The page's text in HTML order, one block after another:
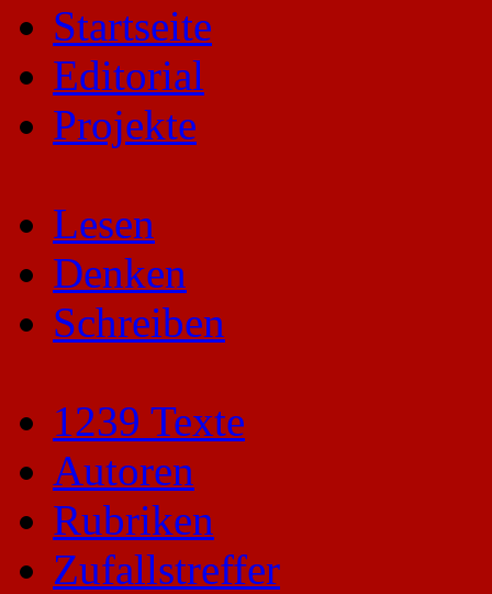
Startseite
Editorial
Projekte
Lesen
Denken
Schreiben
1239 Texte
Autoren
Rubriken
Zufallstreffer